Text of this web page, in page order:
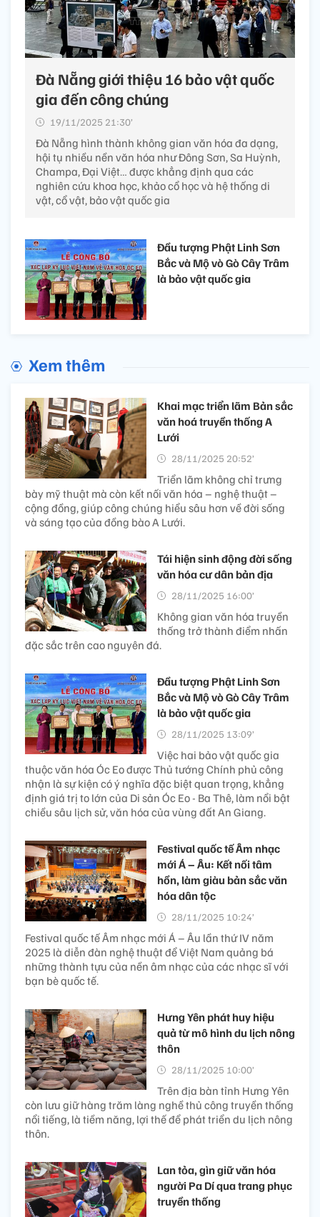
Đà Nẵng giới thiệu 16 bảo vật quốc
gia đến công chúng
19/11/2025 21:30’
Đà Nẵng hình thành không gian văn hóa đa dạng,
hội tụ nhiều nền văn hóa như Đông Sơn, Sa Huỳnh,
Champa, Đại Việt… được khẳng định qua các
nghiên cứu khoa học, khảo cổ học và hệ thống di
vật, cổ vật, bảo vật quốc gia
Đầu tượng Phật Linh Sơn
Bắc và Mộ vò Gò Cây Trâm
là bảo vật quốc gia
Xem thêm
Khai mạc triển lãm Bản sắc
văn hoá truyền thống A
Lưới
28/11/2025 20:52’
Triển lãm không chỉ trưng
bày mỹ thuật mà còn kết nối văn hóa – nghệ thuật –
cộng đồng, giúp công chúng hiểu sâu hơn về đời sống
và sáng tạo của đồng bào A Lưới.
Tái hiện sinh động đời sống
văn hóa cư dân bản địa
28/11/2025 16:00’
Không gian văn hóa truyền
thống trở thành điểm nhấn
đặc sắc trên cao nguyên đá.
Đầu tượng Phật Linh Sơn
Bắc và Mộ vò Gò Cây Trâm
là bảo vật quốc gia
28/11/2025 13:09’
Việc hai bảo vật quốc gia
thuộc văn hóa Óc Eo được Thủ tướng Chính phủ công
nhận là sự kiện có ý nghĩa đặc biệt quan trọng, khẳng
định giá trị to lớn của Di sản Óc Eo - Ba Thê, làm nổi bật
chiều sâu lịch sử, văn hóa của vùng đất An Giang.
Festival quốc tế Âm nhạc
mới Á – Âu: Kết nối tâm
hồn, làm giàu bản sắc văn
hóa dân tộc
28/11/2025 10:24’
Festival quốc tế Âm nhạc mới Á – Âu lần thứ IV năm
2025 là diễn đàn nghệ thuật để Việt Nam quảng bá
những thành tựu của nền âm nhạc của các nhạc sĩ với
bạn bè quốc tế.
Hưng Yên phát huy hiệu
quả từ mô hình du lịch nông
thôn
28/11/2025 10:00’
Trên địa bàn tỉnh Hưng Yên
còn lưu giữ hàng trăm làng nghề thủ công truyền thống
nổi tiếng, là tiềm năng, lợi thế để phát triển du lịch nông
thôn.
Lan tỏa, gìn giữ văn hóa
người Pa Dí qua trang phục
truyền thống